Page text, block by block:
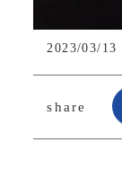
2023/03/13
share